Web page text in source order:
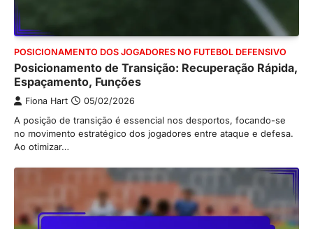
POSICIONAMENTO DOS JOGADORES NO FUTEBOL DEFENSIVO
Posicionamento de Transição: Recuperação Rápida,
Espaçamento, Funções
Fiona Hart 05/02/2026
A posição de transição é essencial nos desportos, focando-se
no movimento estratégico dos jogadores entre ataque e defesa.
Ao otimizar…